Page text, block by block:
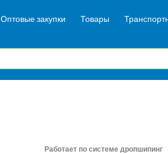
Оптовые закупки Товары
Работает по системе дропшипинг